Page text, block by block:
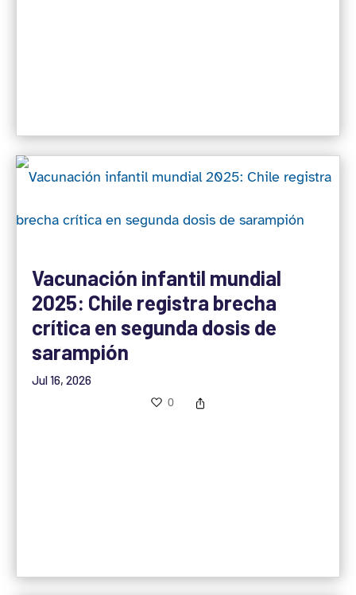
Vacunación infantil mundial
2025: Chile registra brecha
crítica en segunda dosis de
sarampión
Jul 16, 2026
0